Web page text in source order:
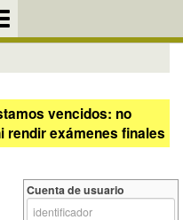
vencidos: no
rendir exámenes finales
Cuenta de usuario